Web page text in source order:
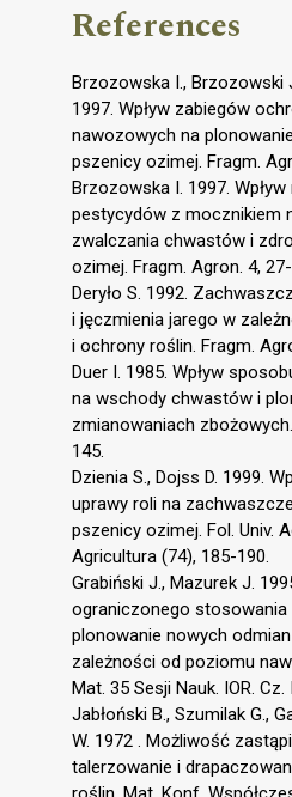
References
Brzozowska I., Brzozowski
1997. Wpływ zabiegów
nawozowych na
pszenicy ozimej. Fragm.
Brzozowska I. 1997.
pestycydów z mocznikiem
zwalczania chwastów i
ozimej. Fragm. Agron. 4,
Deryło S. 1992.
i jęczmienia jarego w
i ochrony roślin. Fragm.
Duer I. 1985. Wpływ
na wschody chwastów i
zmianowaniach
145.
Dzienia S., Dojss D. 1999.
uprawy roli na
pszenicy ozimej. Fol. Univ.
Agricultura (74), 185-190.
Grabiński J., Mazurek J.
ograniczonego
plonowanie nowych
zależności od poziomu
Mat. 35 Sesji Nauk. IOR.
Jabłoński B., Szumilak G.,
W. 1972 . Możliwość
talerzowanie i